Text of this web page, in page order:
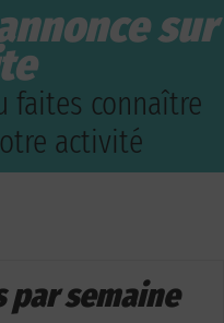
sur
faites connaître
activité
par semaine